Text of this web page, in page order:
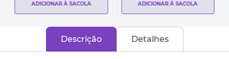
ADICIONAR À SACOLA ADICIONAR À SACOLA
Descrição Detalhes